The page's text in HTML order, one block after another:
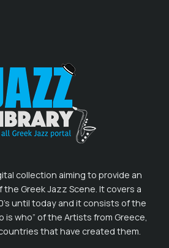
collection aiming to provide an
the Greek Jazz Scene. It covers a
until today and it consists of the
is who” of the Artists from Greece,
that have created them.